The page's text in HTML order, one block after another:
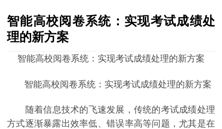
智能高校阅卷系统：实现考试成绩处
理的新方案
智能高校阅卷系统：实现考试成绩处理的新方案
智能高校阅卷系统：实现考试成绩处理的新方案
随着信息技术的飞速发展，传统的考试成绩处理
方式逐渐暴露出效率低、错误率高等问题，尤其是在